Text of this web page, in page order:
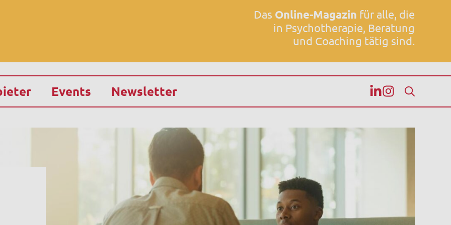
Das Online-Magazin für alle, die
in Psychotherapie, Beratung
und Coaching tätig sind.
Events Newsletter